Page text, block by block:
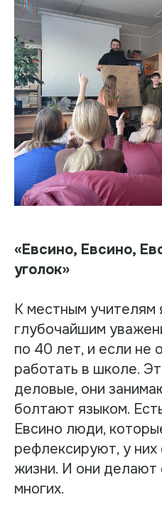
«Евсино, Евсино,
уголок»
К местным учителям
глубочайшим
по 40 лет, и если не
работать в школе.
деловые, они
болтают языком.
Евсино люди,
рефлексируют, у
жизни. И они
многих.